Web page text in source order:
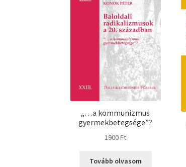
„…a kommunizmus
gyermekbetegsége”?
1900Ft
Tovább olvasom